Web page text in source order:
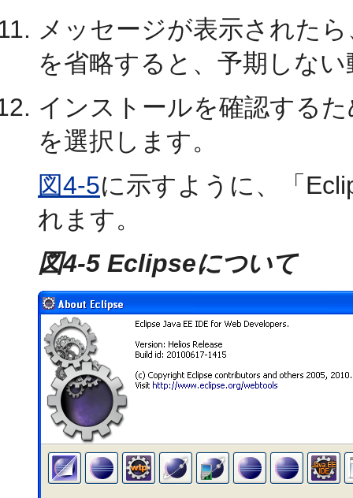
メッセージが表示された
を省略すると、予期しな
インストールを確認する
を選択します。
図4-5に示すように、「
れます。
図4-5 Eclipseについて